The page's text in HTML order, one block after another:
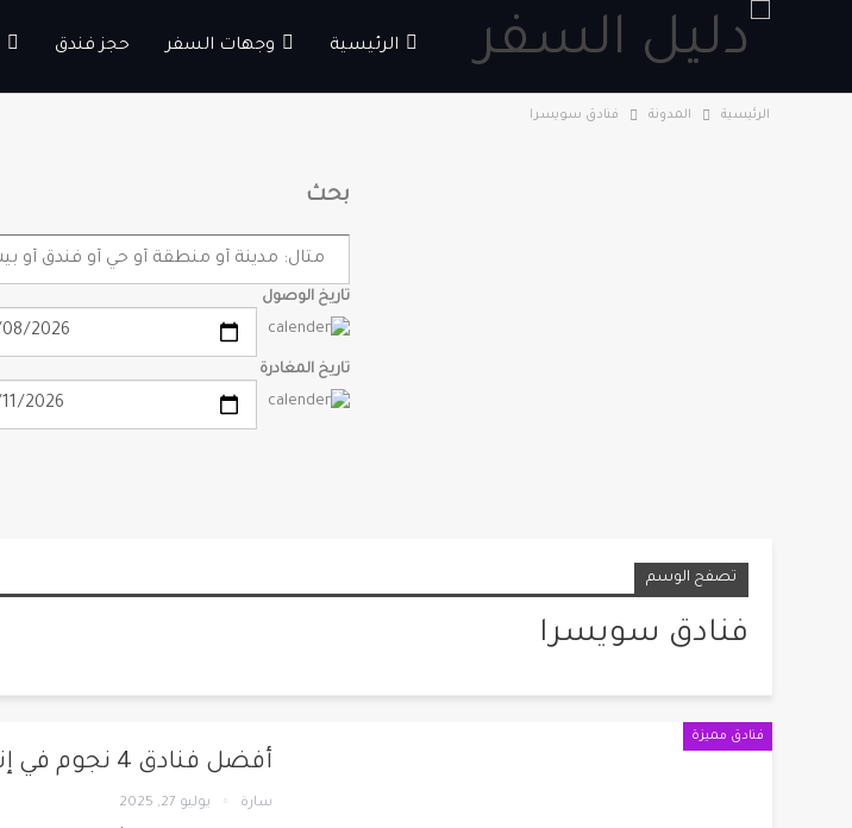
الرئيسية وجهات السفر حجز فندق
الرئيسية المدونة فنادق سويسرا
بحث
تاريخ الوصول
تاريخ المغادرة
تصفح الوسم
فنادق سويسرا
فنادق مميزة
أفضل فنادق 4 نجوم في إنترلاكن
سارة يوليو 27, 2025